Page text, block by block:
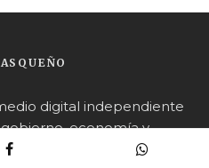
digital independiente
economía y